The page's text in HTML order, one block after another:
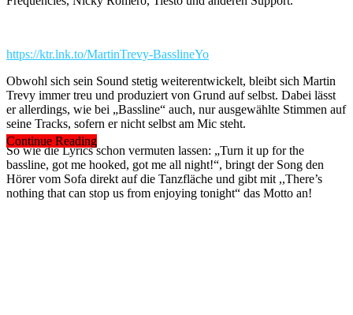
https://ktr.lnk.to/MartinTrevy-BasslineYo
Obwohl sich sein Sound stetig weiterentwickelt, bleibt sich Martin
Trevy immer treu und produziert von Grund auf selbst. Dabei lässt
er allerdings, wie bei „Bassline“ auch, nur ausgewählte Stimmen auf
seine Tracks, sofern er nicht selbst am Mic steht.
So wie die Lyrics schon vermuten lassen: „Turn it up for the
bassline, got me hooked, got me all night!“, bringt der Song den
Hörer vom Sofa direkt auf die Tanzfläche und gibt mit ,,There’s
nothing that can stop us from enjoying tonight“ das Motto an!
Continue Reading